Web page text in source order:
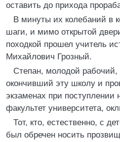
оставить до прихода
В минуты их колебаний в
шаги, и мимо открытой
походкой прошел учитель
Михайлович Грозный.
Степан, молодой
окончивший эту школу и
экзаменах при поступлении
факультет университета,
Тот, кто, естественно, с
был обречен носить